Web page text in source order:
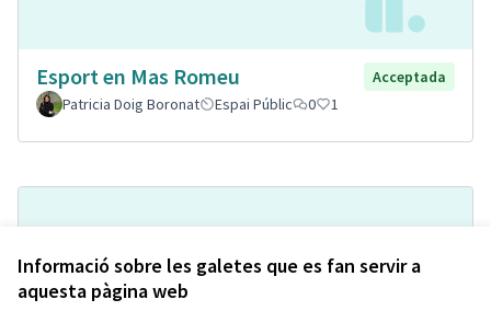
Informació sobre les galetes que es fan servir a
aquesta pàgina web
Esport en Mas Romeu
Acceptada
Patricia Doig Boronat
Espai Públic 0 1